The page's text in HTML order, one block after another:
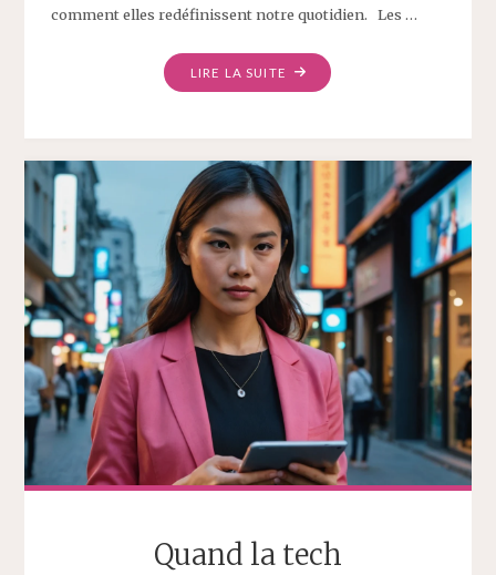
comment elles redéfinissent notre quotidien. Les …
LIRE LA SUITE
Quand la tech